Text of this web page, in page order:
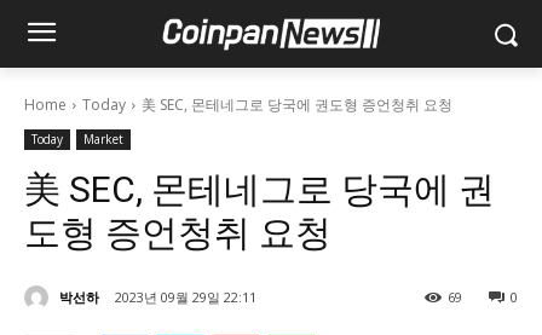
Home Today 美 SEC, 몬테네그로 당국에 권도형 증언청취 요청
Today Market
美 SEC, 몬테네그로 당국에 권
도형 증언청취 요청
박선하 2023년 09월 29일 22:11 0
69